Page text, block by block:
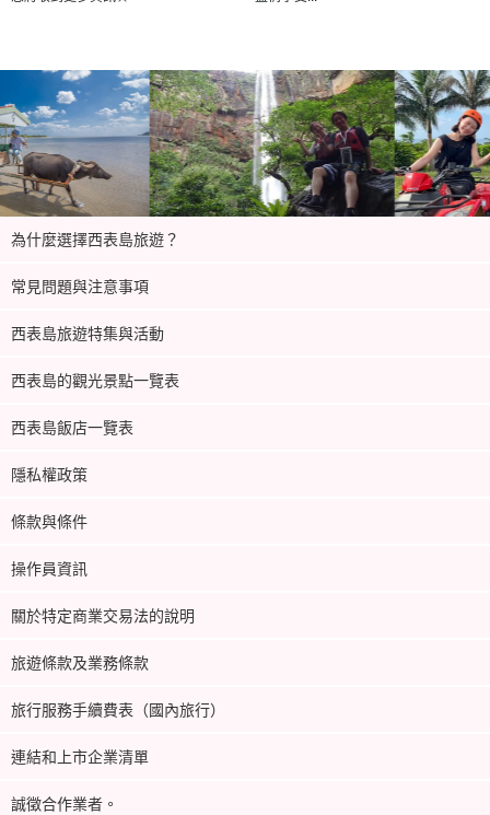
為什麼選擇西表島旅遊？
常見問題與注意事項
西表島旅遊特集與活動
西表島的觀光景點一覽表
西表島飯店一覽表
隱私權政策
條款與條件
操作員資訊
關於特定商業交易法的說明
旅遊條款及業務條款
旅行服務手續費表（國內旅行）
連結和上市企業清單
誠徵合作業者。